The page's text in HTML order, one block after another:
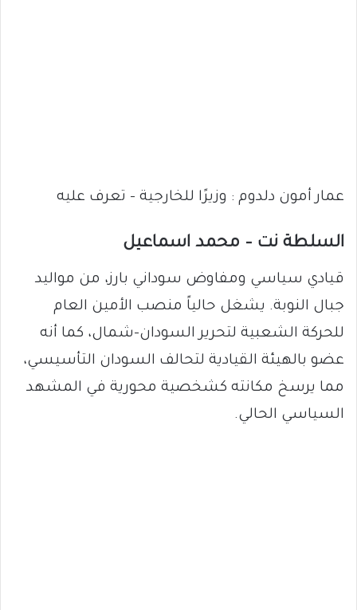
عمار أمون دلدوم : وزيرًا للخارجية – تعرف عليه
السلطة نت – محمد اسماعيل
قيادي سياسي ومفاوض سوداني بارز، من مواليد
جبال النوبة. يشغل حالياً منصب الأمين العام
للحركة الشعبية لتحرير السودان-شمال، كما أنه
عضو بالهيئة القيادية لتحالف السودان التأسيسي،
مما يرسخ مكانته كشخصية محورية في المشهد
السياسي الحالي.